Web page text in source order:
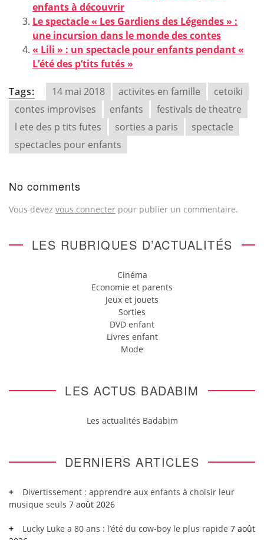
enfants à découvrir
Le spectacle « Les Gardiens des Légendes » :
une incursion dans le monde des contes
« Lili » : un spectacle pour enfants pendant «
L’été des p’tits futés »
Tags: 14 mai 2018 activites en famille
cetoiki
contes improvises
enfants
festivals de theatre
l ete des p tits futes
sorties a paris
spectacle
spectacles pour enfants
No comments
Vous devez vous connecter pour publier un commentaire.
LES RUBRIQUES D’ACTUALITÉS
Cinéma
Economie et parents
Jeux et jouets
Sorties
DVD enfant
Livres enfant
Mode
LES ACTUS BADABIM
Les actualités Badabim
DERNIERS ARTICLES
Divertissement : apprendre aux enfants à choisir leur
musique seuls 7 août 2026
Lucky Luke a 80 ans : l’été du cow-boy le plus rapide 7 août